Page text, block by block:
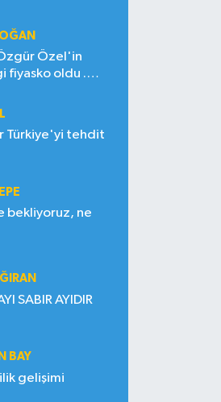
Özel'in
fiyasko oldu .
Türkiye'yi tehdit
bekliyoruz, ne
SABIR AYIDIR
BAY
gelişimi